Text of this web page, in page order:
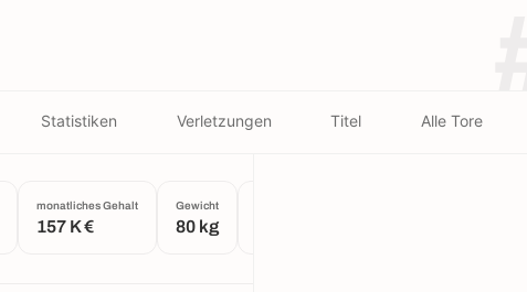
Statistiken Verletzungen Titel Alle Tore
monatliches Gehalt
157 K €
Gewicht
80 kg